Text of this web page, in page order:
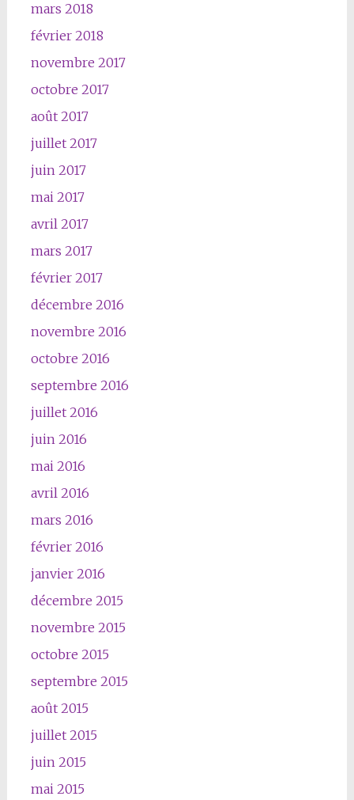
mars 2018
février 2018
novembre 2017
octobre 2017
août 2017
juillet 2017
juin 2017
mai 2017
avril 2017
mars 2017
février 2017
décembre 2016
novembre 2016
octobre 2016
septembre 2016
juillet 2016
juin 2016
mai 2016
avril 2016
mars 2016
février 2016
janvier 2016
décembre 2015
novembre 2015
octobre 2015
septembre 2015
août 2015
juillet 2015
juin 2015
mai 2015